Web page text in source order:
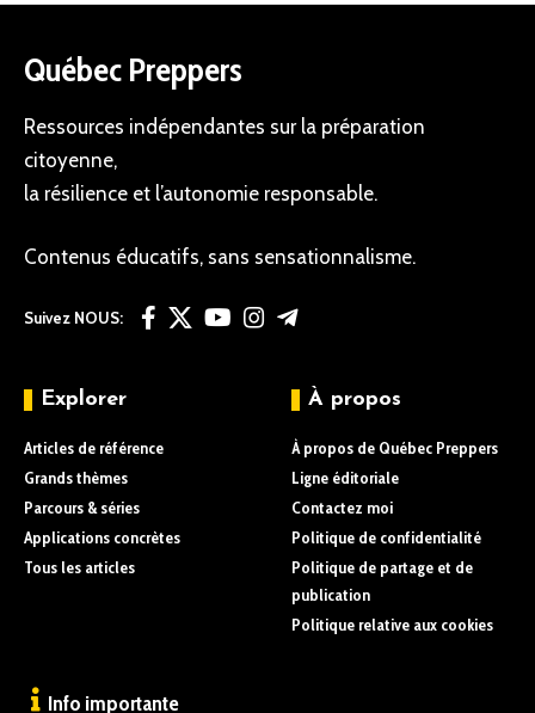
Québec Preppers
Ressources indépendantes sur la préparation
citoyenne,
la résilience et l’autonomie responsable.
Contenus éducatifs, sans sensationnalisme.
Suivez NOUS:
Explorer
Articles de référence
Grands thèmes
Parcours & séries
Applications concrètes
Tous les articles
À propos
À propos de Québec Preppers
Ligne éditoriale
Contactez moi
Politique de confidentialité
Politique de partage et de
publication
Politique relative aux cookies
Info importante